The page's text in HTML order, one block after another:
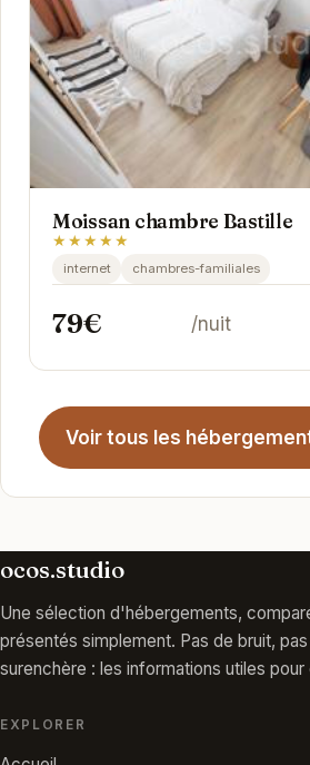
Moissan chambre Bastille
★★★★★
internet chambres-familiales
79€ /nuit
Voir tous les
ocos.studio
Une sélection d'hébergements,
présentés simplement. Pas de bruit,
surenchère : les informations utiles pour
EXPLORER